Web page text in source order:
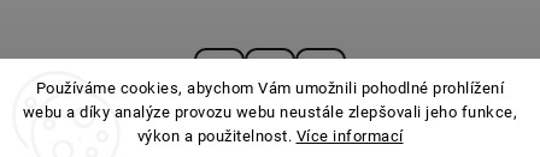
Používáme cookies, abychom Vám umožnili pohodlné prohlížení
webu a díky analýze provozu webu neustále zlepšovali jeho funkce,
výkon a použitelnost. Více informací